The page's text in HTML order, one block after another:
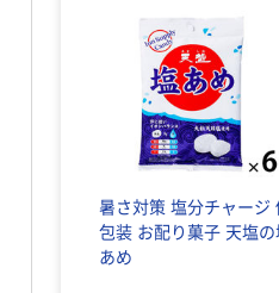
暑さ対策 塩分チャージ
包装 お配り菓子 天塩の
あめ
ュラー（Mサイ
ズ）
￥1,408~
（税込）
コーコス信岡 ア
イスパック3個
セット GI-409
￥2,580~